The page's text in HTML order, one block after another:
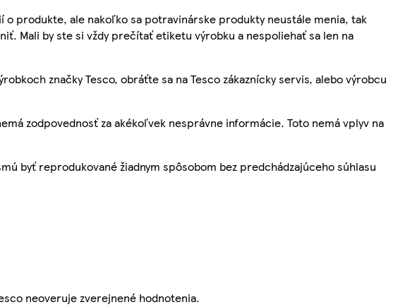
produkte, ale nakoľko sa potravinárske produkty neustále menia, tak
Mali by ste si vždy prečítať etiketu výrobku a nespoliehať sa len na
značky Tesco, obráťte sa na Tesco zákaznícky servis, alebo výrobcu
zodpovednosť za akékoľvek nesprávne informácie. Toto nemá vplyv na
byť reprodukované žiadnym spôsobom bez predchádzajúceho súhlasu
neoveruje zverejnené hodnotenia.